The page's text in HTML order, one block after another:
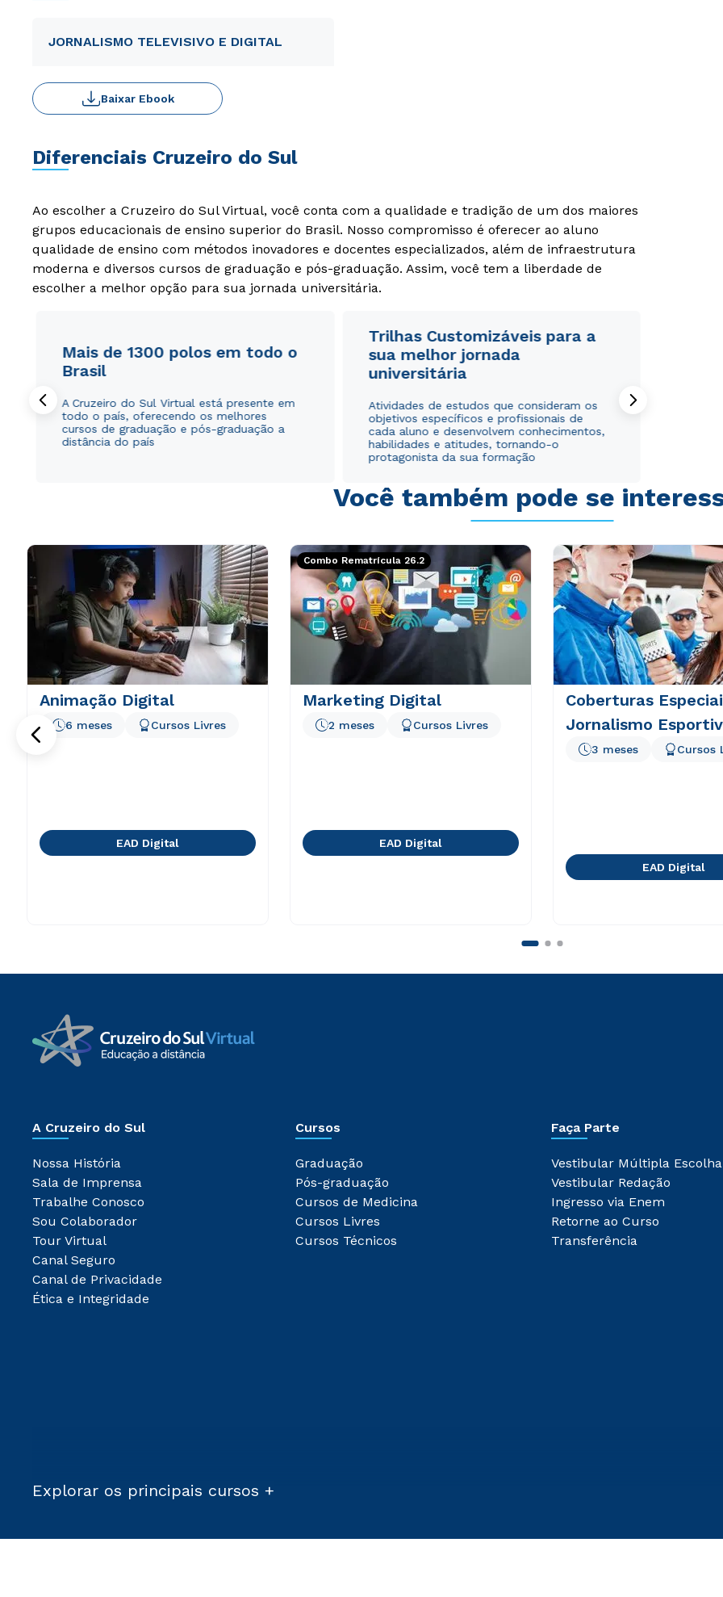
JORNALISMO TELEVISIVO E DIGITAL
Baixar Ebook
Diferenciais Cruzeiro do Sul
Ao escolher a Cruzeiro do Sul Virtual, você conta com a qualidade e tradição de um dos maiores
grupos educacionais de ensino superior do Brasil. Nosso compromisso é oferecer ao aluno
qualidade de ensino com métodos inovadores e docentes especializados, além de infraestrutura
moderna e diversos cursos de graduação e pós-graduação. Assim, você tem a liberdade de
escolher a melhor opção para sua jornada universitária.
Mais de 1300 polos em todo o
Brasil
A Cruzeiro do Sul Virtual está presente em
todo o país, oferecendo os melhores
cursos de graduação e pós-graduação a
distância do país
Trilhas Customizáveis para a
sua melhor jornada
universitária
Atividades de estudos que consideram os
objetivos específicos e profissionais de
cada aluno e desenvolvem conhecimentos,
habilidades e atitudes, tornando-o
protagonista da sua formação
Você também pode se
Animação Digital
6 meses Cursos Livres
EAD Digital
Combo Rematrícula 26.2
Marketing Digital
2 meses Cursos Livres
EAD Digital
Coberturas
Jornalismo
3 meses Cursos
EAD Digital
A Cruzeiro do Sul
Nossa História
Sala de Imprensa
Trabalhe Conosco
Sou Colaborador
Tour Virtual
Canal Seguro
Canal de Privacidade
Ética e Integridade
Cursos
Graduação
Pós-graduação
Cursos de Medicina
Cursos Livres
Cursos Técnicos
Faça Parte
Vestibular Múltipla Escolha
Vestibular Redação
Ingresso via Enem
Retorne ao Curso
Transferência
Explorar os principais cursos +
Rápido e fácil
WhatsApp
ou
Estou de acordo com a
autorizo que meus dados sejam utilizados para o
envio de conteúdos da Cruzeiro do Sul.
Rápido e fácil
WhatsApp
ou
Estou de acordo com a
autorizo que meus dados sejam utilizados para o
envio de conteúdos da Cruzeiro do Sul.